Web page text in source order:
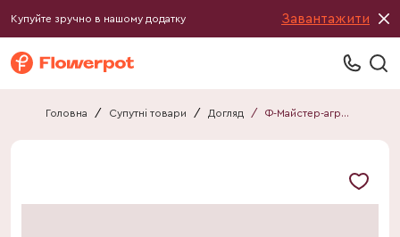
Купуйте зручно в нашому додатку Завантажити
Головна / Супутні товари / Догляд / Ф-Майстер-агро для дек-листяних рослин 25г